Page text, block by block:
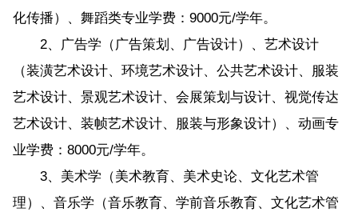
化传播）、舞蹈类专业学费：9000元/学年。
2、广告学（广告策划、广告设计）、艺术设计
（装潢艺术设计、环境艺术设计、公共艺术设计、服装
艺术设计、景观艺术设计、会展策划与设计、视觉传达
艺术设计、装帧艺术设计、服装与形象设计）、动画专
业学费：8000元/学年。
3、美术学（美术教育、美术史论、文化艺术管
理）、音乐学（音乐教育、学前音乐教育、文化艺术管